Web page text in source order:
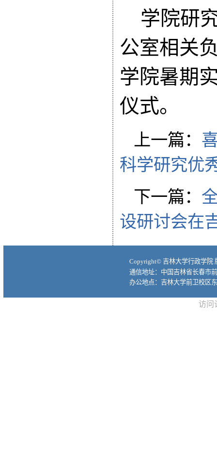
学院研
公室相关
学院暑期
仪式。
上一篇：
科学研究优
下一篇：
设研讨会在
Copyright© 吉林大学行政学院
通信地址：中国吉林省长春市
办公地点：吉林大学前卫校区
访问